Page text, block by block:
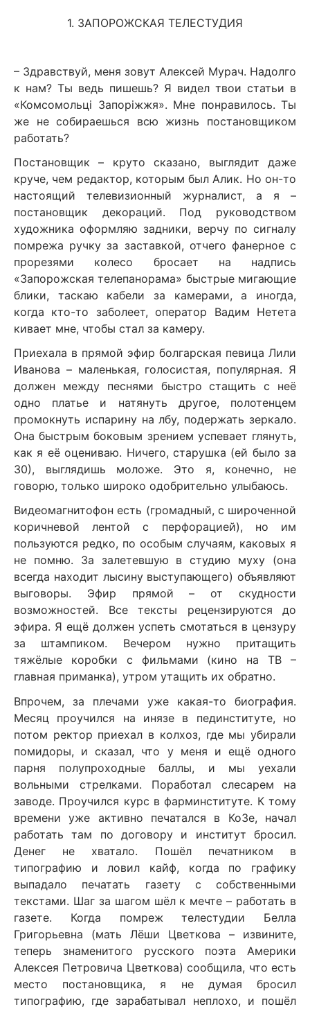
1. ЗАПОРОЖСКАЯ ТЕЛЕСТУДИЯ
– Здравствуй, меня зовут Алексей Мурач. Надолго
к нам? Ты ведь пишешь? Я видел твои статьи в
«Комсомольці Запоріжжя». Мне понравилось. Ты
же не собираешься всю жизнь постановщиком
работать?
Постановщик – круто сказано, выглядит даже
круче, чем редактор, которым был Алик. Но он-то
настоящий телевизионный журналист, а я –
постановщик декораций. Под руководством
художника оформляю задники, верчу по сигналу
помрежа ручку за заставкой, отчего фанерное с
прорезями колесо бросает на надпись
«Запорожская телепанорама» быстрые мигающие
блики, таскаю кабели за камерами, а иногда,
когда кто-то заболеет, оператор Вадим Нетета
кивает мне, чтобы стал за камеру.
Приехала в прямой эфир болгарская певица Лили
Иванова – маленькая, голосистая, популярная. Я
должен между песнями быстро стащить с неё
одно платье и натянуть другое, полотенцем
промокнуть испарину на лбу, подержать зеркало.
Она быстрым боковым зрением успевает глянуть,
как я её оцениваю. Ничего, старушка (ей было за
30), выглядишь моложе. Это я, конечно, не
говорю, только широко одобрительно улыбаюсь.
Видеомагнитофон есть (громадный, с широченной
коричневой лентой с перфорацией), но им
пользуются редко, по особым случаям, каковых я
не помню. За залетевшую в студию муху (она
всегда находит лысину выступающего) объявляют
выговоры. Эфир прямой – от скудности
возможностей. Все тексты рецензируются до
эфира. Я ещё должен успеть смотаться в цензуру
за штампиком. Вечером нужно притащить
тяжёлые коробки с фильмами (кино на ТВ –
главная приманка), утром утащить их обратно.
Впрочем, за плечами уже какая-то биография.
Месяц проучился на инязе в пединституте, но
потом ректор приехал в колхоз, где мы убирали
помидоры, и сказал, что у меня и ещё одного
парня полупроходные баллы, и мы уехали
вольными стрелками. Поработал слесарем на
заводе. Проучился курс в фарминституте. К тому
времени уже активно печатался в КоЗе, начал
работать там по договору и институт бросил.
Денег не хватало. Пошёл печатником в
типографию и ловил кайф, когда по графику
выпадало печатать газету с собственными
текстами. Шаг за шагом шёл к мечте – работать в
газете. Когда помреж телестудии Белла
Григорьевна (мать Лёши Цветкова – извините,
теперь знаменитого русского поэта Америки
Алексея Петровича Цветкова) сообщила, что есть
место постановщика, я не думая бросил
типографию, где зарабатывал неплохо, и пошёл